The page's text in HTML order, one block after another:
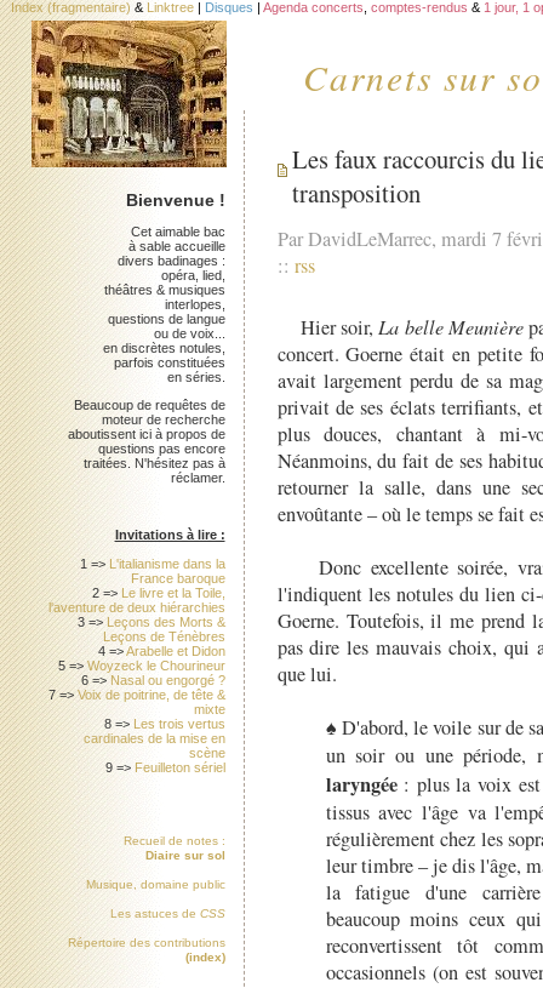
Carnets sur
Index (fragmentaire) & Linktree | Disques | Agenda concerts comptes-rendus & 1 jour, 1
Les faux raccourcis du
transposition
Par DavidLeMarrec, mardi 7
:: rss
Hier soir,La belle Meunière
concert. Goerne était en petite
avait largement perdu de sa
privait de ses éclats terrifiants,
plus douces, chantant à mi-
Néanmoins, du fait de ses
retourner la salle, dans une
envoûtante – où le temps se fait
Donc excellente soirée,
l'indiquent les notules du lien ci-
Goerne. Toutefois, il me prend
pas dire les mauvais choix, qui
que lui.
♠ D'abord, le voile sur de
un soir ou une période,
laryngée: plus la voix est
tissus avec l'âge va
régulièrement chez les
leur timbre – je dis l'âge,
la fatigue d'une
beaucoup moins ceux
reconvertissent tôt
occasionnels (on est
Bienvenue !
Cet aimable bac
à sable accueille
divers badinages :
opéra, lied,
théâtres & musiques
interlopes,
questions de langue
ou de voix...
en discrètes notules,
parfois constituées
en séries.
Beaucoup de requêtes de
moteur de recherche
aboutissent ici à propos de
questions pas encore
traitées. N'hésitez pas à
réclamer.
Invitations à lire :
1 => L'italianisme dans la
France baroque
2 => Le livre et la Toile,
l'aventure de deux hiérarchies
3 => Leçons des Morts &
Leçons de Ténèbres
4 =>Arabelle et Didon
5 =>Woyzeck le Chourineur
6 => Nasal ou engorgé ?
7 =>Voix de poitrine, de tête &
mixte
8 => Les trois vertus
cardinales de la mise en
scène
9 => Feuilleton sériel
Recueil de notes :
Diaire sur sol
Musique, domaine public
Les astuces de CSS
Répertoire des contributions
(index)